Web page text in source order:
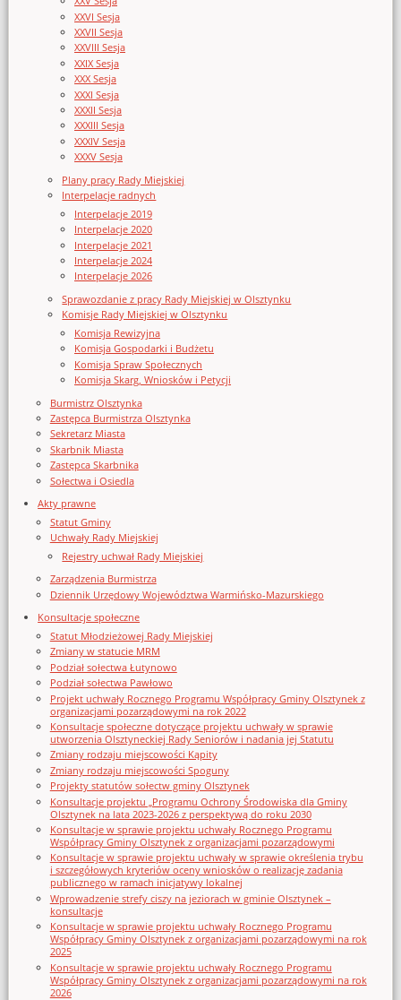
XXVI Sesja
XXVII Sesja
XXVIII Sesja
XXIX Sesja
XXX Sesja
XXXI Sesja
XXXII Sesja
XXXIII Sesja
XXXIV Sesja
XXXV Sesja
Plany pracy Rady Miejskiej
Interpelacje radnych
Interpelacje 2019
Interpelacje 2020
Interpelacje 2021
Interpelacje 2024
Interpelacje 2026
Sprawozdanie z pracy Rady Miejskiej w Olsztynku
Komisje Rady Miejskiej w Olsztynku
Komisja Rewizyjna
Komisja Gospodarki i Budżetu
Komisja Spraw Społecznych
Komisja Skarg, Wniosków i Petycji
Burmistrz Olsztynka
Zastępca Burmistrza Olsztynka
Sekretarz Miasta
Skarbnik Miasta
Zastępca Skarbnika
Sołectwa i Osiedla
Akty prawne
Statut Gminy
Uchwały Rady Miejskiej
Rejestry uchwał Rady Miejskiej
Zarządzenia Burmistrza
Dziennik Urzędowy Województwa Warmińsko-Mazurskiego
Konsultacje społeczne
Statut Młodzieżowej Rady Miejskiej
Zmiany w statucie MRM
Podział sołectwa Łutynowo
Podział sołectwa Pawłowo
Projekt uchwały Rocznego Programu Współpracy Gminy Olsztynek z
organizacjami pozarządowymi na rok 2022
Konsultacje społeczne dotyczące projektu uchwały w sprawie
utworzenia Olsztyneckiej Rady Seniorów i nadania jej Statutu
Zmiany rodzaju miejscowości Kąpity
Zmiany rodzaju miejscowości Spoguny
Projekty statutów sołectw gminy Olsztynek
Konsultacje projektu „Programu Ochrony Środowiska dla Gminy
Olsztynek na lata 2023-2026 z perspektywą do roku 2030
Konsultacje w sprawie projektu uchwały Rocznego Programu
Współpracy Gminy Olsztynek z organizacjami pozarządowymi
Konsultacje w sprawie projektu uchwały w sprawie określenia trybu
i szczegółowych kryteriów oceny wniosków o realizację zadania
publicznego w ramach inicjatywy lokalnej
Wprowadzenie strefy ciszy na jeziorach w gminie Olsztynek –
konsultacje
Konsultacje w sprawie projektu uchwały Rocznego Programu
Współpracy Gminy Olsztynek z organizacjami pozarządowymi na rok
2025
Konsultacje w sprawie projektu uchwały Rocznego Programu
Współpracy Gminy Olsztynek z organizacjami pozarządowymi na rok
2026